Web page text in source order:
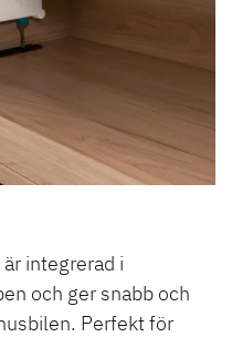
integrerad i
och ger snabb och
Perfekt för